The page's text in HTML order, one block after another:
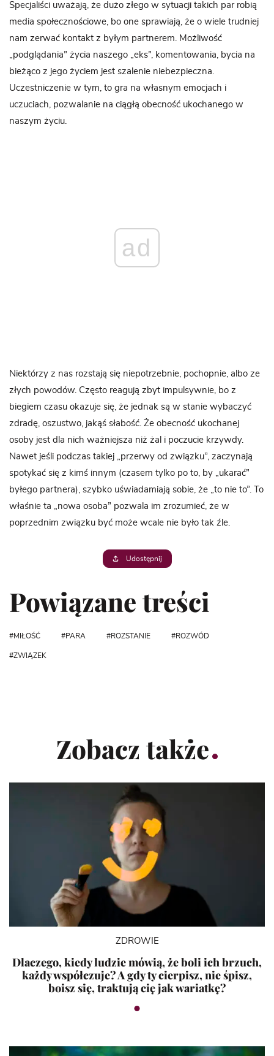
Specjaliści uważają, że dużo złego w sytuacji takich par robią
media społecznościowe, bo one sprawiają, że o wiele trudniej
nam zerwać kontakt z byłym partnerem. Możliwość
„podglądania” życia naszego „eks”, komentowania, bycia na
bieżąco z jego życiem jest szalenie niebezpieczna.
Uczestniczenie w tym, to gra na własnym emocjach i
uczuciach, pozwalanie na ciągłą obecność ukochanego w
naszym życiu.
ad
Niektórzy z nas rozstają się niepotrzebnie, pochopnie, albo ze
złych powodów. Często reagują zbyt impulsywnie, bo z
biegiem czasu okazuje się, że jednak są w stanie wybaczyć
zdradę, oszustwo, jakąś słabość. Że obecność ukochanej
osoby jest dla nich ważniejsza niż żal i poczucie krzywdy.
Nawet jeśli podczas takiej „przerwy od związku”, zaczynają
spotykać się z kimś innym (czasem tylko po to, by „ukarać”
byłego partnera), szybko uświadamiają sobie, że „to nie to”. To
właśnie ta „nowa osoba” pozwala im zrozumieć, że w
poprzednim związku być może wcale nie było tak źle.
Udostępnij
Powiązane treści
MIŁOŚĆ PARA ROZSTANIE ROZWÓD
ZWIĄZEK
Zobacz także
ZDROWIE
Dlaczego, kiedy ludzie mówią, że boli ich brzuch,
każdy współczuje? A gdy ty cierpisz, nie śpisz,
boisz się, traktują cię jak wariatkę?